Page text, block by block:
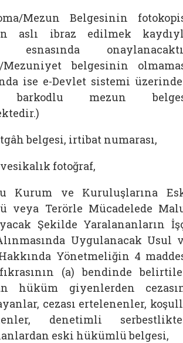
Mezun Belgesinin
aslı ibraz edilmek
esnasında
Mezuniyet belgesinin
ise e-Devlet sistemi
barkodlu mezun
belgesi, irtibat numarası,
fotoğraf,
Kurum ve Kuruluşlarına
veya Terörle Mücadelede
Şekilde Yaralananların
Uygulanacak Usul
Yönetmeliğin 4
(a) bendinde
hüküm giyenlerden
cezası ertelenenler,
denetimli
eski hükümlü belgesi,